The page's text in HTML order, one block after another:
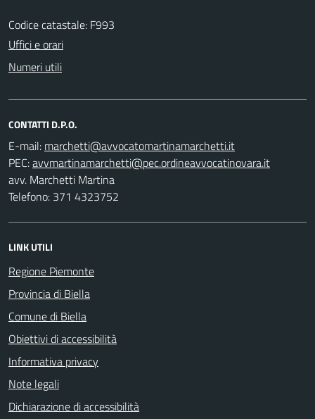
Codice catastale: F993
Uffici e orari
Numeri utili
CONTATTI D.P.O.
E-mail:
PEC:
avv. Marchetti Martina
Telefono: 371 4323752
LINK UTILI
Regione Piemonte
Provincia di Biella
Comune di Biella
Obiettivi di accessibilità
Informativa privacy
Note legali
Dichiarazione di accessibilità